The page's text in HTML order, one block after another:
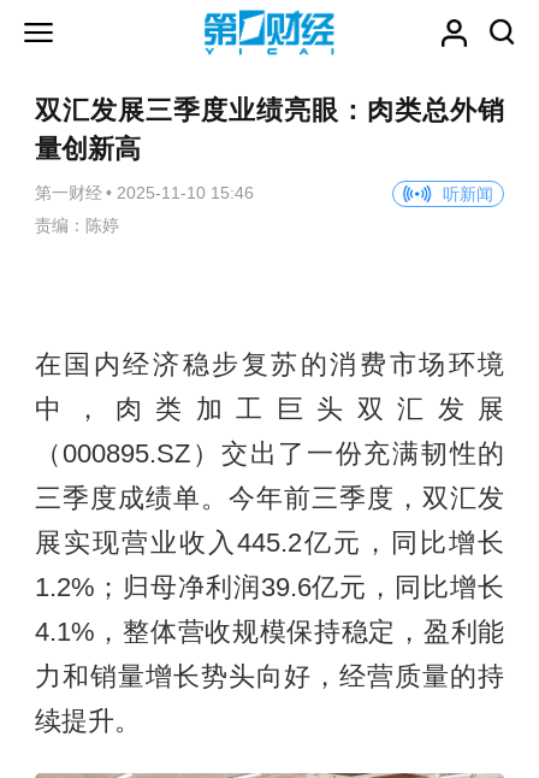
双汇发展三季度业绩亮眼：肉类总外销
量创新高
第一财经 • 2025-11-10 15:46
听新闻
责编：陈婷
在国内经济稳步复苏的消费市场环境
中，肉类加工巨头双汇发展
（000895.SZ）交出了一份充满韧性的
三季度成绩单。今年前三季度，双汇发
展实现营业收入445.2亿元，同比增长
1.2%；归母净利润39.6亿元，同比增长
4.1%，整体营收规模保持稳定，盈利能
力和销量增长势头向好，经营质量的持
续提升。